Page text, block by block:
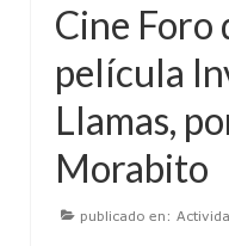
Historia de
Junta Directiva
Actividades
Jornadas
CineForo
Cine Foro
película
Llamas,
Morabito
publicado en: